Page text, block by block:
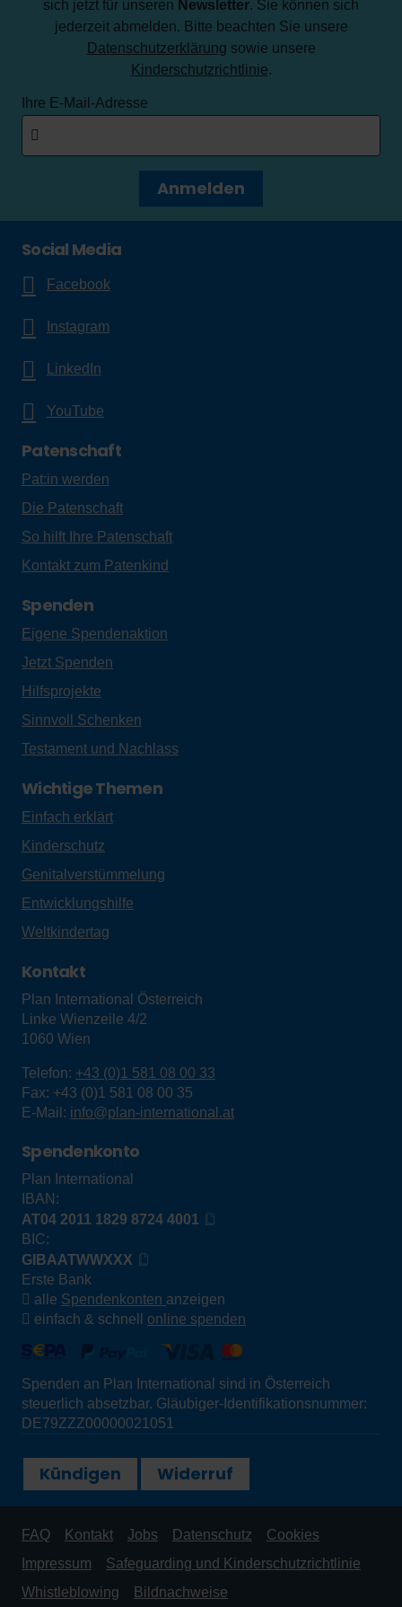
sich jetzt für unseren Newsletter. Sie können sich
jederzeit abmelden. Bitte beachten Sie unsere
Datenschutzerklärung sowie unsere
Kinderschutzrichtlinie.
Ihre E-Mail-Adresse
Anmelden
Social Media
Facebook
Instagram
LinkedIn
YouTube
Patenschaft
Pat:in werden
Die Patenschaft
So hilft Ihre Patenschaft
Kontakt zum Patenkind
Spenden
Eigene Spendenaktion
Jetzt Spenden
Hilfsprojekte
Sinnvoll Schenken
Testament und Nachlass
Wichtige Themen
Einfach erklärt
Kinderschutz
Genitalverstümmelung
Entwicklungshilfe
Weltkindertag
Kontakt
Plan International Österreich
Linke Wienzeile 4/2
1060 Wien
Telefon: +43 (0)1 581 08 00 33
Fax: +43 (0)1 581 08 00 35
E-Mail: info@plan-international.at
Spendenkonto
Plan International
IBAN:
AT04 2011 1829 8724 4001
BIC:
GIBAATWWXXX
Erste Bank
alle Spendenkonten anzeigen
einfach & schnell online spenden
Spenden an Plan International sind in Österreich
steuerlich absetzbar. Gläubiger-Identifikationsnummer:
DE79ZZZ00000021051
Kündigen Widerruf
FAQ Kontakt Jobs Datenschutz
Cookies
Impressum
Safeguarding und Kinderschutzrichtlinie
Whistleblowing
Bildnachweise